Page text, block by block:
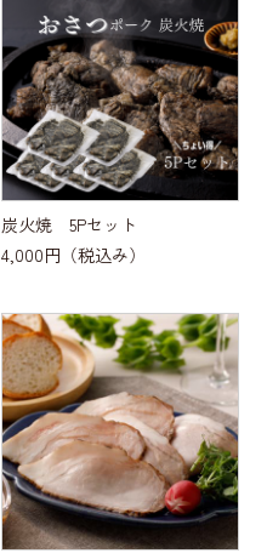
炭火焼 5Pセット
4,000円 （税込み）